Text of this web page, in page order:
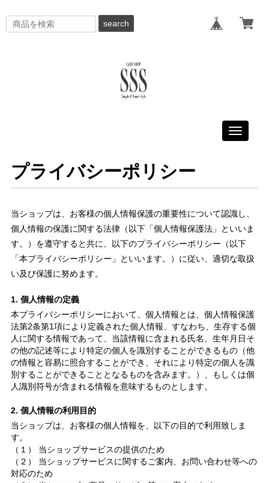
search
Toggle
プライバシーポリシー
当ショップは、お客様の個人情報保護の重要性について認識し、
個人情報の保護に関する法律（以下「個人情報保護法」といいま
す。）を遵守すると共に、以下のプライバシーポリシー（以下
「本プライバシーポリシー」といいます。）に従い、適切な取扱
い及び保護に努めます。
1. 個人情報の定義
本プライバシーポリシーにおいて、個人情報とは、個人情報保護
法第2条第1項により定義された個人情報、すなわち、生存する個
人に関する情報であって、当該情報に含まれる氏名、生年月日そ
の他の記述等により特定の個人を識別することができるもの（他
の情報と容易に照合することができ、それにより特定の個人を識
別することができることとなるものを含みます。）、もしくは個
人識別符号が含まれる情報を意味するものとします。
2. 個人情報の利用目的
当ショップは、お客様の個人情報を、以下の目的で利用致しま
す。
（１） 当ショップサービスの提供のため
（２） 当ショップサービスに関するご案内、お問い合わせ等への
対応のため